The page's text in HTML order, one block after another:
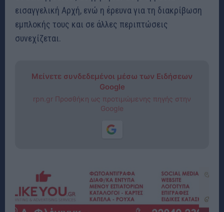
εισαγγελική Αρχή, ενώ η έρευνα για τη διακρίβωση
εμπλοκής τους και σε άλλες περιπτώσεις
συνεχίζεται.
Μείνετε συνδεδεμένοι μέσω των Ειδήσεων
Google
rpn.gr Προσθήκη ως προτιμώμενης πηγής στην
Google